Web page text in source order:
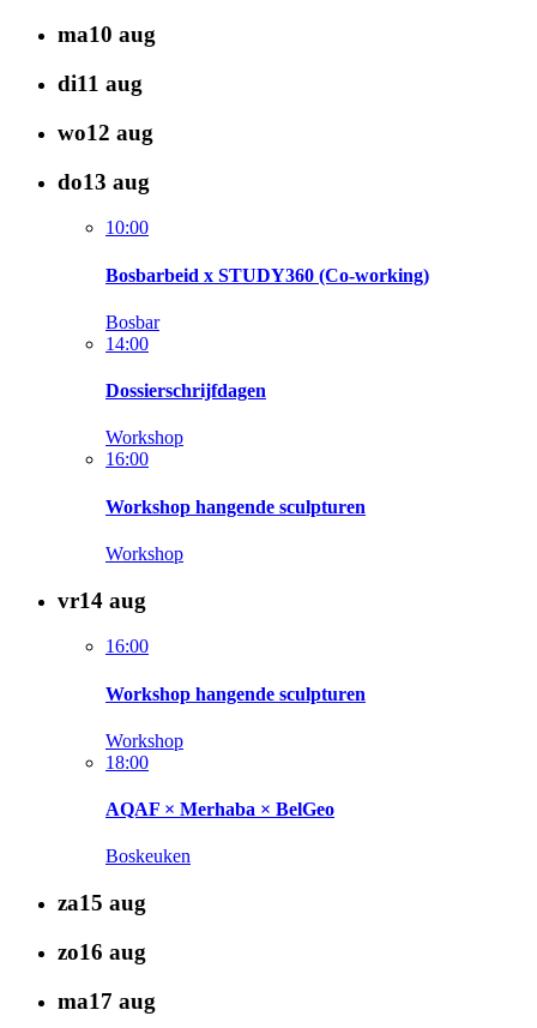
ma10 aug
di11 aug
wo12 aug
do13 aug
10:00
Bosbarbeid x STUDY360 (Co-working)
Bosbar
14:00
Dossierschrijfdagen
Workshop
16:00
Workshop hangende sculpturen
Workshop
vr14 aug
16:00
Workshop hangende sculpturen
Workshop
18:00
AQAF × Merhaba × BelGeo
Boskeuken
za15 aug
zo16 aug
ma17 aug